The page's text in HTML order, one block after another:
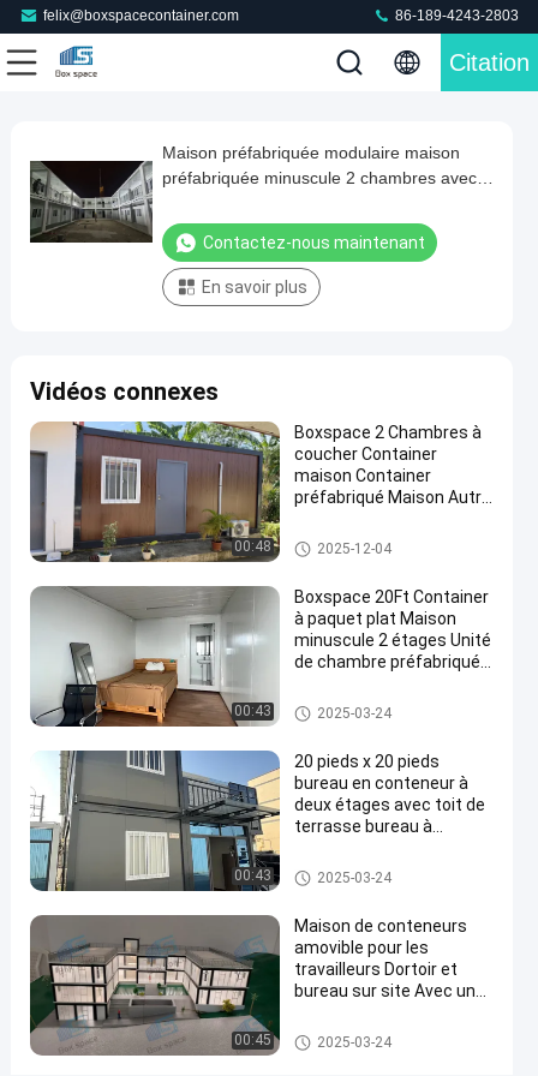
felix@boxspacecontainer.com 86-189-4243-2803
Citation
Video
Maison
préfabriquée
modulaire
préfabriquée
chambres
avec
salle
de
bain
et
meubles
prêts
vivre
détachable
conteneur
01-03
points
de vue
Contactez-
maintenant
Partager
Des
maisons
conteneurs
mobiles
#
maisons
préfabriquées
Maison préfabriquée modulaire maison
préfabriquée minuscule 2 chambres avec
Contactez-nous maintenant
En savoir plus
Vidéos connexes
00:48
Boxspace 2 Chambres à
coucher Container
maison Container
préfabriqué Maison Autre
Immobilier Container
maison de deux étages
Maison détachable de contene
ur
2025-12-04
00:43
Boxspace 20Ft Container
à paquet plat Maison
minuscule 2 étages Unité
de chambre préfabriquée
Maison détachable de contene
ur
2025-03-24
00:43
20 pieds x 20 pieds
bureau en conteneur à
deux étages avec toit de
terrasse bureau à
vacances pour usage
personnel
Maison détachable de contene
ur
2025-03-24
00:45
Maison de conteneurs
amovible pour les
travailleurs Dortoir et
bureau sur site Avec une
flexible et une installation
facile
Maison détachable de contene
ur
2025-03-24